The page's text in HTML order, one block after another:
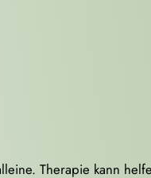
Therapie kann